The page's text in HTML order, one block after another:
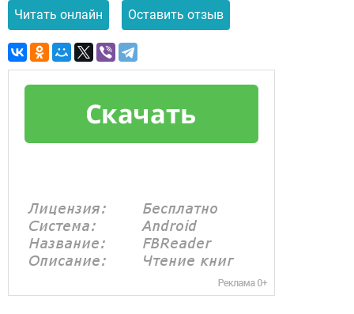
Читать онлайн Оставить отзыв